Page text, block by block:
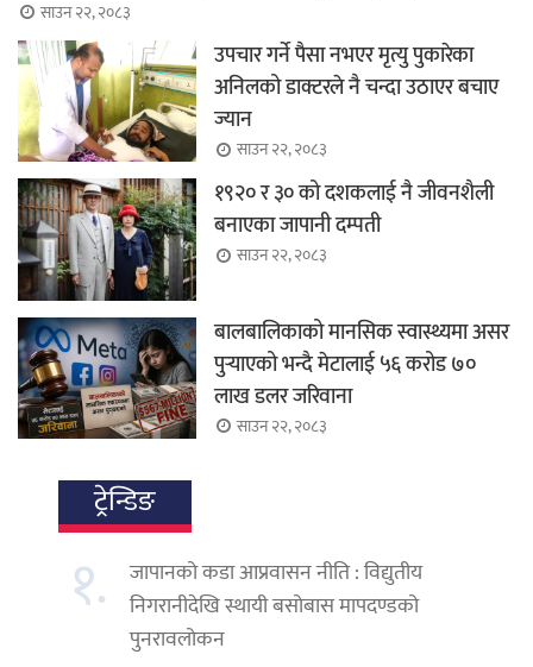
साउन २२, २०८३
उपचार गर्ने पैसा नभएर मृत्यु पुकारेका
अनिलको डाक्टरले नै चन्दा उठाएर बचाए
ज्यान
साउन २२, २०८३
१९२० र ३० को दशकलाई नै जीवनशैली
बनाएका जापानी दम्पती
साउन २२, २०८३
बालबालिकाको मानसिक स्वास्थ्यमा असर
पुर्‍याएको भन्दै मेटालाई ५६ करोड ७०
लाख डलर जरिवाना
साउन २२, २०८३
ट्रेन्डिङ
१.
जापानको कडा आप्रवासन नीति : विद्युतीय
निगरानीदेखि स्थायी बसोबास मापदण्डको
पुनरावलोकन